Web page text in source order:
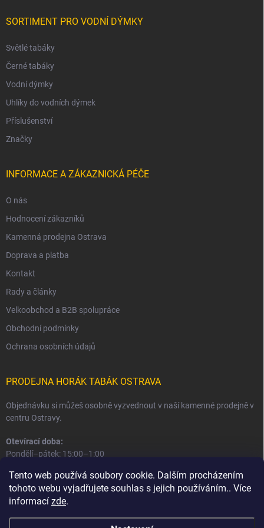
Tento web používá soubory cookie. Dalším procházením
tohoto webu vyjadřujete souhlas s jejich používáním.. Více
informací zde.
SORTIMENT PRO VODNÍ DÝMKY
Světlé tabáky
Černé tabáky
Vodní dýmky
Uhlíky do vodních dýmek
Příslušenství
Značky
INFORMACE A ZÁKAZNICKÁ PÉČE
O nás
Hodnocení zákazníků
Kamenná prodejna Ostrava
Doprava a platba
Kontakt
Rady a články
Velkoobchod a B2B spolupráce
Obchodní podmínky
Ochrana osobních údajů
PRODEJNA HORÁK TABÁK OSTRAVA
Objednávku si můžeš osobně vyzvednout v naší kamenné prodejně v
centru Ostravy.
Otevírací doba:
Pondělí–pátek: 15:00–1:00
Informace o prodejně a osobním odběru